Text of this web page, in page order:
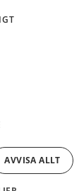
AVVISA ALLT